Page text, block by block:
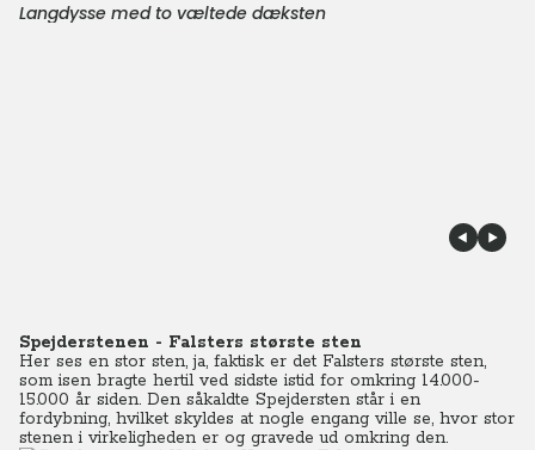
Langdysse med to væltede dæksten
Spejderstenen - Falsters største sten
Her ses en stor sten, ja, faktisk er det Falsters største sten,
som isen bragte hertil ved sidste istid for omkring 14.000-
15.000 år siden. Den såkaldte Spejdersten står i en
fordybning, hvilket skyldes at nogle engang ville se, hvor stor
stenen i virkeligheden er og gravede ud omkring den.